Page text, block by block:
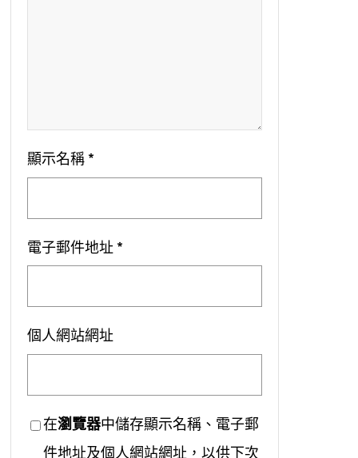
顯示名稱 *
電子郵件地址 *
個人網站網址
在瀏覽器中儲存顯示名稱、電子郵
件地址及個人網站網址，以供下次